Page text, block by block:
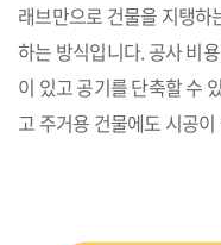
래브만으로 건물을 지탱하
하는 방식입니다. 공사 비
이 있고 공기를 단축할 수
고 주거용 건물에도 시공